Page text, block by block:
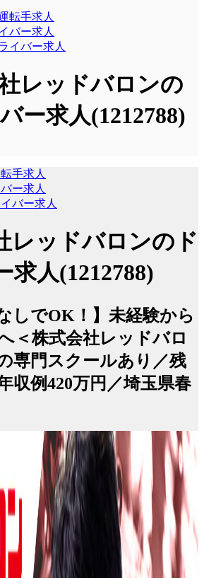
転手求人
バー求人
イバー求人
レッドバロンの
ー求人(1212788)
手求人
ー求人
バー求人
レッドバロンのド
求人(1212788)
しでOK！】未経験から
＜株式会社レッドバロ
専門スクールあり／残
収例420万円／埼玉県春